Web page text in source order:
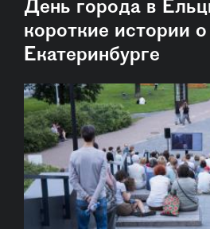
День города в
короткие истории о
Екатеринбурге